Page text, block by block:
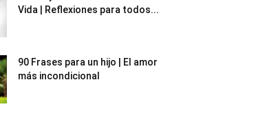
Vida | Reflexiones para todos...
90 Frases para un hijo | El amor
más incondicional